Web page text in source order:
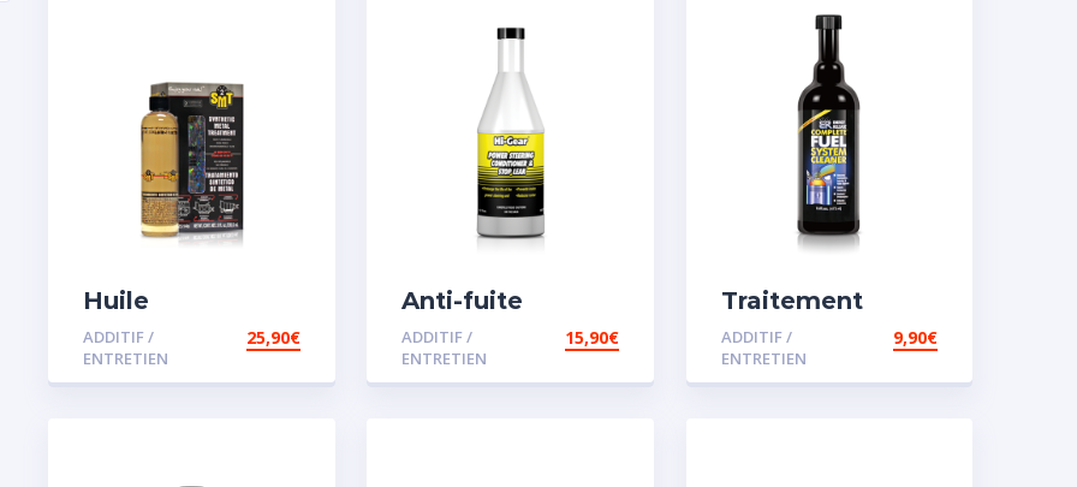
Huile
Remétallisant
Moteur SMT2
ADDITIF /
ENTRETIEN
25,90€
Anti-fuite
concentré pour
direction
assistée
ADDITIF /
ENTRETIEN
15,90€
Traitement
carburant diesel
et essence
ADDITIF /
ENTRETIEN
9,90€